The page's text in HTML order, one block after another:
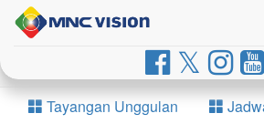
Tayangan Unggulan